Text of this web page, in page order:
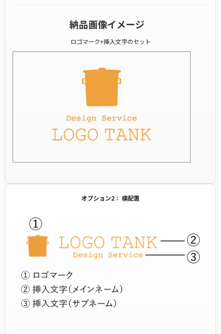
納品画像イメージ
ロゴマーク+挿入文字のセット
オプション2： 横配置